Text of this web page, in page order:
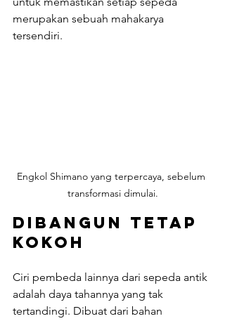
merupakan sebuah mahakarya
tersendiri.
Engkol Shimano yang terpercaya, sebelum
transformasi dimulai.
Dibangun tetap
kokoh
Ciri pembeda lainnya dari sepeda antik
adalah daya tahannya yang tak
tertandingi. Dibuat dari bahan